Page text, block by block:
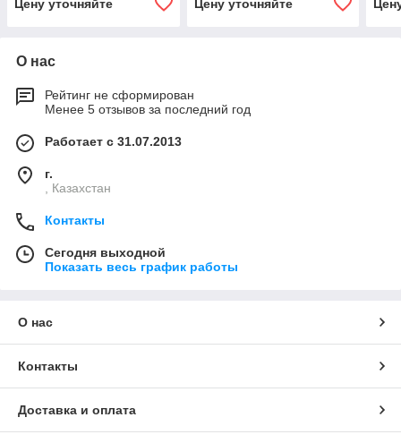
Цену уточняйте
Цену уточняйте
О нас
Рейтинг не сформирован
Менее 5 отзывов за последний год
Работает с 31.07.2013
г.
, Казахстан
Контакты
Сегодня выходной
Показать весь график работы
О нас
Контакты
Доставка и оплата